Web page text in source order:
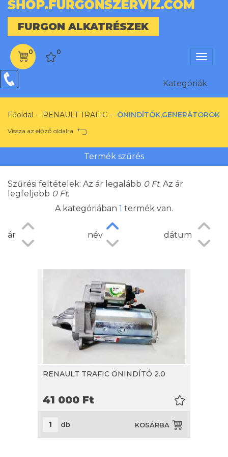
FURGON ALKATRÉSZEK
Menü
0 0
Kategóriák
Kategóriák
Főoldal RENAULT TRAFIC ÖNINDÍTÓK,GENERÁTOROK
Vissza az előző oldalra
Termék szűrés
Szűrési feltételek: Az ár legalább 0Ft. Az ár
legfeljebb 0Ft.
A kategóriában 1 termék van.
ár név dátum
RENAULT TRAFIC ÖNINDÍTÓ 2.0
41 000 Ft
db KOSÁRBA